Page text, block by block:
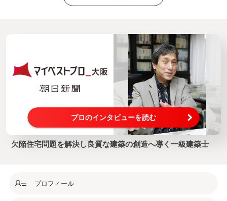
プロのインタビューを読む
欠陥住宅問題を解決し良質な建築の創造へ導く一級建築士
プロフィール